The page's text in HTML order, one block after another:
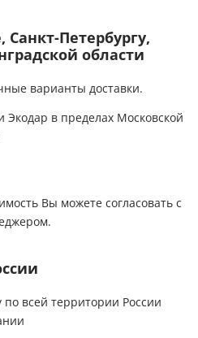
то заменить.
и,как всегда,вежливые
приедет
и
это им огромное
их фирме!
Санкт-Петербургу,
области
варианты доставки.
в пределах Московской
Вы можете согласовать с
всей территории России